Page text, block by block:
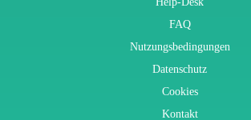
FAQ
Nutzungsbedingungen
Datenschutz
Cookies
Kontakt